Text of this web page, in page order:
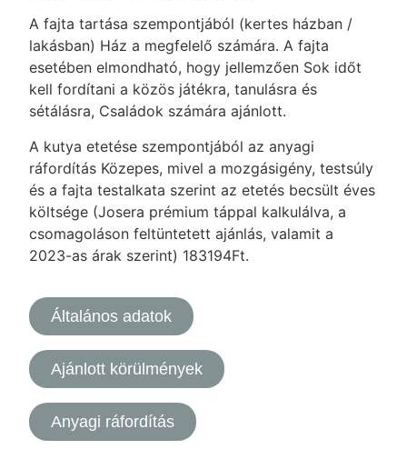
A fajta tartása szempontjából (kertes házban /
lakásban) Ház a megfelelő számára. A fajta
esetében elmondható, hogy jellemzően Sok időt
kell fordítani a közös játékra, tanulásra és
sétálásra, Családok számára ajánlott.
A kutya etetése szempontjából az anyagi
ráfordítás Közepes, mivel a mozgásigény, testsúly
és a fajta testalkata szerint az etetés becsült éves
költsége (Josera prémium táppal kalkulálva, a
csomagoláson feltüntetett ajánlás, valamit a
2023-as árak szerint) 183194Ft.
Általános adatok
Ajánlott körülmények
Anyagi ráfordítás